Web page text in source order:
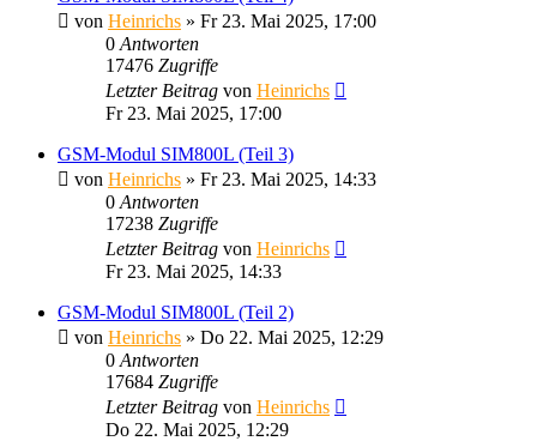
von Heinrichs » Fr 23. Mai 2025, 17:00
0 Antworten
17476 Zugriffe
Letzter Beitrag von Heinrichs
Fr 23. Mai 2025, 17:00
GSM-Modul SIM800L (Teil 3)
von Heinrichs » Fr 23. Mai 2025, 14:33
0 Antworten
17238 Zugriffe
Letzter Beitrag von Heinrichs
Fr 23. Mai 2025, 14:33
GSM-Modul SIM800L (Teil 2)
von Heinrichs » Do 22. Mai 2025, 12:29
0 Antworten
17684 Zugriffe
Letzter Beitrag von Heinrichs
Do 22. Mai 2025, 12:29